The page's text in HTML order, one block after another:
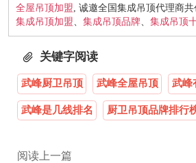
全屋吊顶加盟 , 诚邀全国集成吊顶代理商
集成吊顶加盟
集成吊顶品牌、 集成吊顶
关键字阅读
武峰厨卫吊顶 武峰全屋吊顶 武峰
武峰是几线排名 厨卫吊顶品牌排行
阅读上一篇